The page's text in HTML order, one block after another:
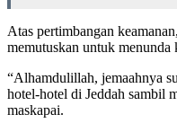
Atas pertimbangan
memutuskan untuk menunda
“Alhamdulillah, jemaahnya
hotel-hotel di Jeddah sambil
maskapai.